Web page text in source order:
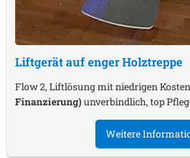
Liftgerät auf enger Holztreppe
Flow 2, Liftlösung mit niedrigen Kosten
Finanzierung)unverbindlich, top
Weitere